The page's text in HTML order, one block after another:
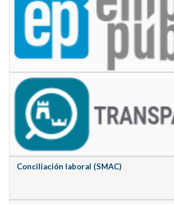
Conciliación laboral (SMAC)